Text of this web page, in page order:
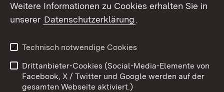
Kontakt
Datenschutz
Barrierefreiheit
Impressum
Cookies
Weitere Informationen zu Cookies erhalten Sie in
unserer Datenschutzerklärung.
Technisch notwendige Cookies
Drittanbieter-Cookies (Social-Media-Elemente von
Facebook, X / Twitter und Google werden auf der
gesamten Webseite aktiviert.)